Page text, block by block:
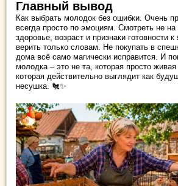
Главный вывод
Как выбрать молодок без ошибки. Очень
всегда просто по эмоциям. Смотреть не
здоровье, возраст и признаки готовности
верить только словам. Не покупать в
дома всё само магически исправится. И
молодка – это не та, которая просто
которая действительно выглядит как
несушка. 🐔✨